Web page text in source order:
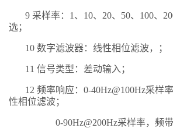
9 采样率： 1、10、 20、 50、100、
选；
10 数字滤波器：线性相位滤波，；
11 信号类型：差动输入；
12 频率响应： 0-40Hz@100Hz采样
性相位滤波；
0-90Hz@200Hz采样率，频